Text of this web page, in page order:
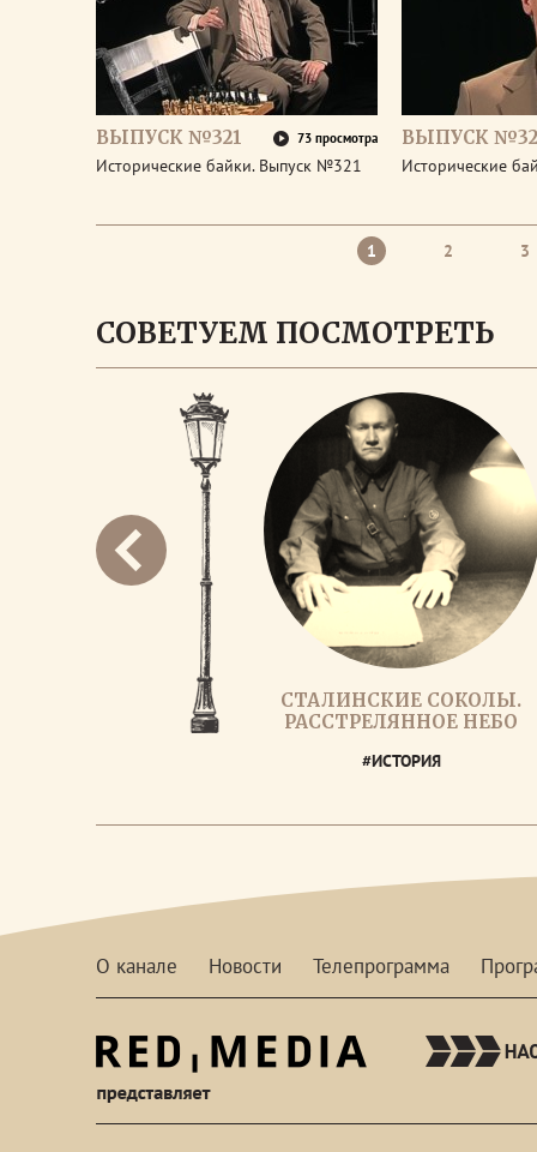
ВЫПУСК №321 73 просмотра
Исторические байки. Выпуск №321
ВЫПУСК
Исторические
1 2 3
СОВЕТУЕМ ПОСМОТРЕТЬ
СТАЛИНСКИЕ СОКОЛЫ.
РАССТРЕЛЯННОЕ НЕБО
#ИСТОРИЯ
О канале Новости Телепрограмма